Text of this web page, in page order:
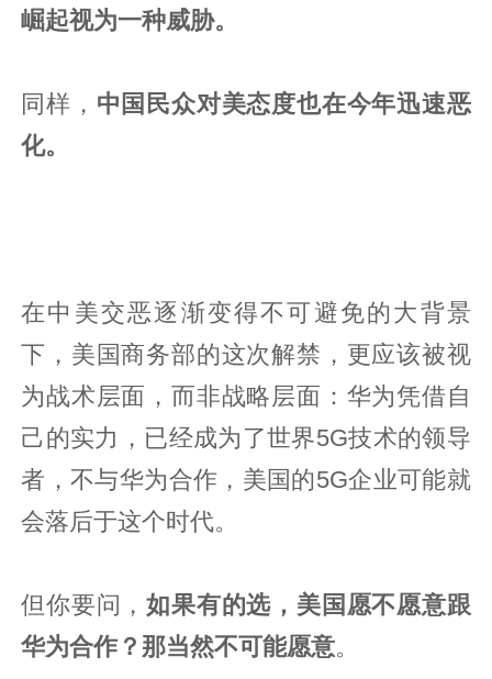
崛起视为一种威胁。
同样， 中国民众对美态度也在今年迅速恶
化。
在中美交恶逐渐变得不可避免的大背景
下，美国商务部的这次解禁，更应该被视
为战术层面，而非战略层面：华为凭借自
己的实力，已经成为了世界5G技术的领导
者，不与华为合作，美国的5G企业可能就
会落后于这个时代。
但你要问，如果有的选，美国愿不愿意跟
华为合作？那当然不可能愿意。